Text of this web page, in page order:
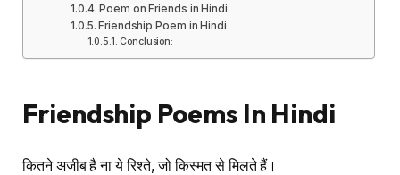
Poem on Friends in Hindi
Friendship Poem in Hindi
Conclusion:
Friendship Poems In Hindi
कितने अजीब है ना ये रिश्ते, जो किस्मत से मिलते हैं।